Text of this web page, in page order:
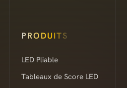
PRODUITS
LED Pliable
Tableaux de Score LED